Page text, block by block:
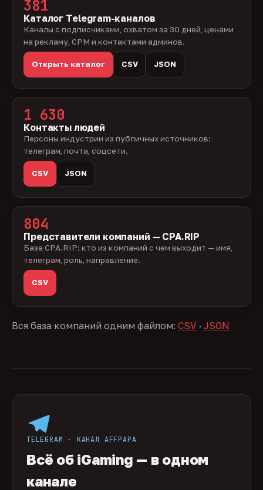
381
Каталог Telegram-каналов
Каналы с подписчиками, охватом за 30 дней, ценами
на рекламу, CPM и контактами админов.
Открыть каталог CSV JSON
1 630
Контакты людей
Персоны индустрии из публичных источников:
телеграм, почта, соцсети.
CSV JSON
804
Представители компаний — CPA.RIP
База CPA.RIP: кто из компаний с чем выходит — имя,
телеграм, роль, направление.
CSV
Вся база компаний одним файлом: CSV · JSON
TELEGRAM · КАНАЛ AFFPAPA
Всё об iGaming — в одном
канале